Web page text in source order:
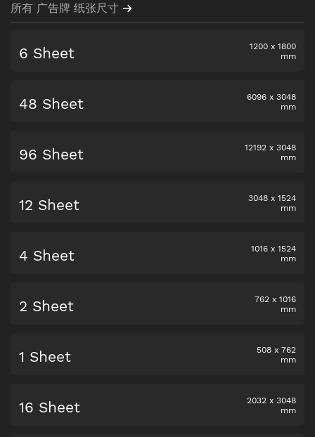
所有 广告牌 纸张尺寸
6 Sheet 1200 x 1800
mm
48 Sheet 6096 x 3048
mm
96 Sheet 12192 x 3048
mm
12 Sheet 3048 x 1524
mm
4 Sheet 1016 x 1524
mm
2 Sheet 762 x 1016
mm
1 Sheet 508 x 762
mm
16 Sheet 2032 x 3048
mm